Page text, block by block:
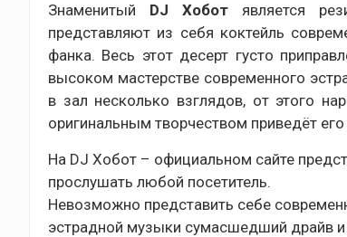
Знаменитый DJ Хобот является
представляют из себя коктейль
фанка. Весь этот десерт густо
высоком мастерстве современного
в зал несколько взглядов, от этого
оригинальным творчеством приведёт
На DJ Хобот – официальном сайте
прослушать любой посетитель.
Невозможно представить себе
эстрадной музыки сумасшедший драйв и